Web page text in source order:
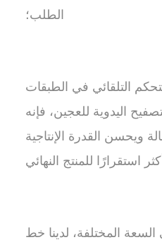
الطلب؛
التلقائي في الطبقات
اليدوية للعجين، فإنه
ويحسن القدرة الإنتاجية
المختلفة، لدينا خط